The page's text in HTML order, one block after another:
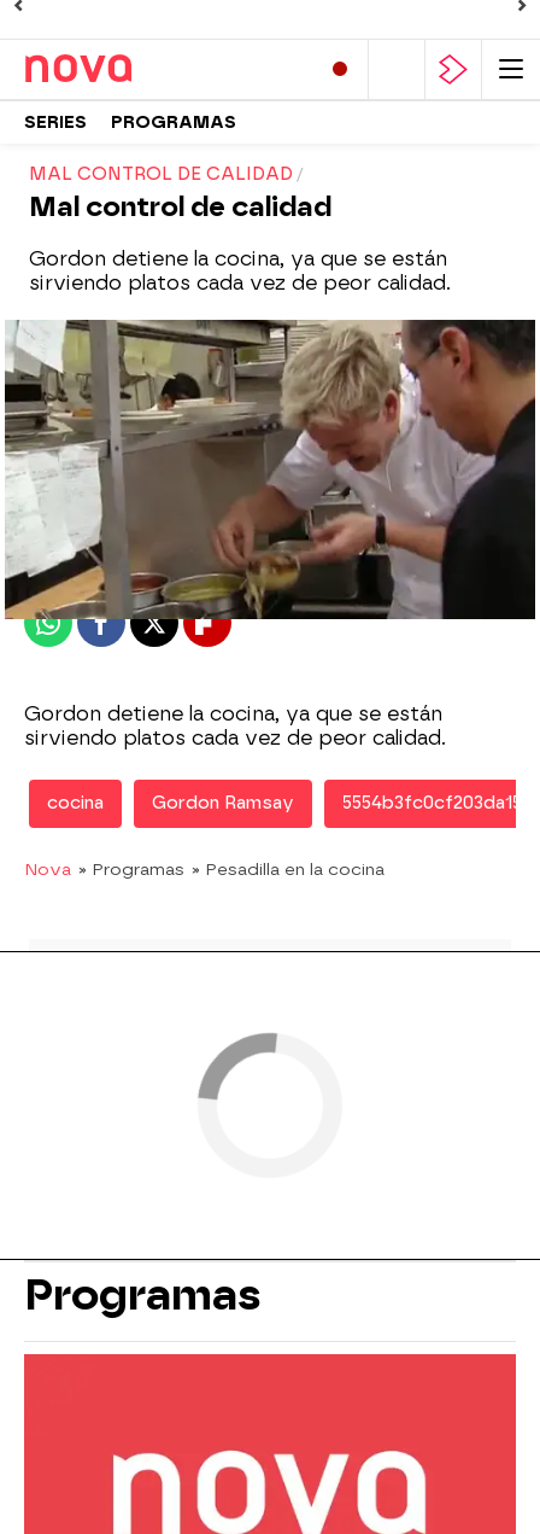
SERIES PROGRAMAS
MAL CONTROL DE CALIDAD
Mal control de calidad
Gordon detiene la cocina, ya que se están
sirviendo platos cada vez de peor calidad.
Nova
Publicado: 23 de septiembre de 2011, 12:57
WhatsappFacebook
X Flipboard
Gordon detiene la cocina, ya que se están
sirviendo platos cada vez de peor calidad.
cocina Gordon Ramsay
Nova » Programas » Pesadilla en la cocina
Programas